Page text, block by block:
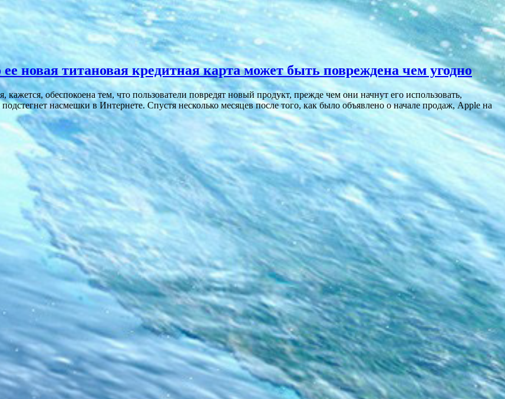
новая титановая кредитная карта может быть повреждена чем угодно
обеспокоена тем, что пользователи повредят новый продукт, прежде чем они начнут его использовать,
насмешки в Интернете. Спустя несколько месяцев после того, как было объявлено о начале продаж, Apple на